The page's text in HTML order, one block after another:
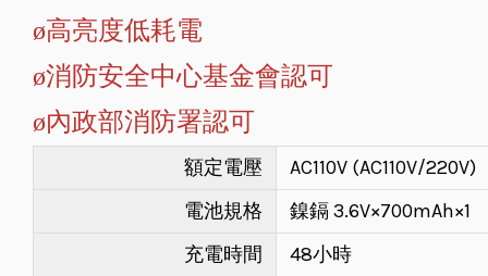
ø高亮度低耗電
ø消防安全中心基金會認可
ø內政部消防署認可
額定電壓
AC110V (AC110V/220V)
電池規格
鎳鎘 3.6V×700mAh×1
充電時間
48小時